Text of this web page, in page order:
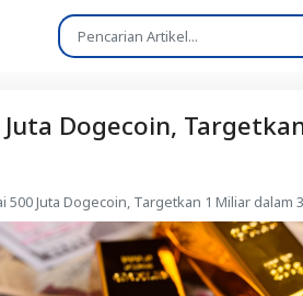
Juta Dogecoin,
500 Juta Dogecoin, Targetkan 1 Miliar dalam